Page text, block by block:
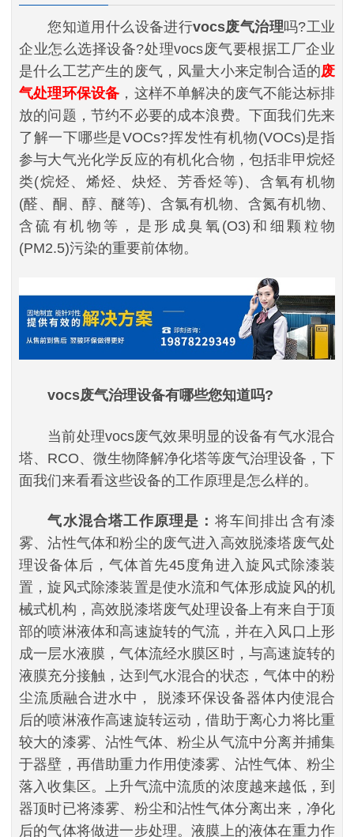
您知道用什么设备进行vocs废气治理吗?工业
企业怎么选择设备?处理vocs废气要根据工厂企业
是什么工艺产生的废气，风量大小来定制合适的废
气处理环保设备 ，这样不单解决的废气不能达标排
放的问题，节约不必要的成本浪费。下面我们先来
了解一下哪些是VOCs?挥发性有机物(VOCs)是指
参与大气光化学反应的有机化合物，包括非甲烷烃
类(烷烃、烯烃、炔烃、芳香烃等)、含氧有机物
(醛、酮、醇、醚等)、含氯有机物、含氮有机物、
含硫有机物等，是形成臭氧(O3)和细颗粒物
(PM2.5)污染的重要前体物。
vocs废气治理设备有哪些您知道吗?
当前处理vocs废气效果明显的设备有气水混合
塔、RCO、微生物降解净化塔等废气治理设备，下
面我们来看看这些设备的工作原理是怎么样的。
气水混合塔工作原理是： 将车间排出含有漆
雾、沾性气体和粉尘的废气进入高效脱漆塔废气处
理设备体后，气体首先45度角进入旋风式除漆装
置，旋风式除漆装置是使水流和气体形成旋风的机
械式机构，高效脱漆塔废气处理设备上有来自于顶
部的喷淋液体和高速旋转的气流，并在入风口上形
成一层水液膜，气体流经水膜区时，与高速旋转的
液膜充分接触，达到气水混合的状态，气体中的粉
尘流质融合进水中， 脱漆环保设备器体内使混合
后的喷淋液作高速旋转运动，借助于离心力将比重
较大的漆雾、沾性气体、粉尘从气流中分离并捕集
于器壁，再借助重力作用使漆雾、沾性气体、粉尘
落入收集区。上升气流中流质的浓度越来越低，到
器顶时已将漆雾、粉尘和沾性气体分离出来，净化
后的气体将做进一步处理。液膜上的液体在重力作